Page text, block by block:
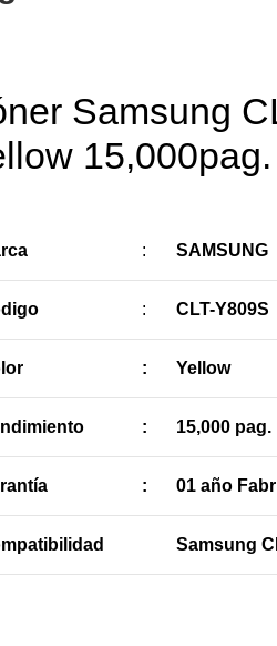
Samsung
15,000pag.
: SAMSUNG
: CLT-Y809S
: Yellow
: 15,000 pag.
: 01 año
Samsung